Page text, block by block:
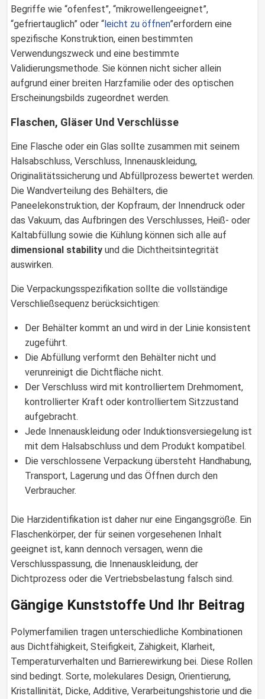
Begriffe wie “ofenfest”, “mikrowellengeeignet”,
“gefriertauglich” oder “leicht zu öffnen”erfordern eine
spezifische Konstruktion, einen bestimmten
Verwendungszweck und eine bestimmte
Validierungsmethode. Sie können nicht sicher allein
aufgrund einer breiten Harzfamilie oder des optischen
Erscheinungsbilds zugeordnet werden.
Flaschen, Gläser Und Verschlüsse
Eine Flasche oder ein Glas sollte zusammen mit seinem
Halsabschluss, Verschluss, Innenauskleidung,
Originalitätssicherung und Abfüllprozess bewertet werden.
Die Wandverteilung des Behälters, die
Paneelekonstruktion, der Kopfraum, der Innendruck oder
das Vakuum, das Aufbringen des Verschlusses, Heiß- oder
Kaltabfüllung sowie die Kühlung können sich alle auf
dimensional stability und die Dichtheitsintegrität
auswirken.
Die Verpackungsspezifikation sollte die vollständige
Verschließsequenz berücksichtigen:
Der Behälter kommt an und wird in der Linie konsistent
zugeführt.
Die Abfüllung verformt den Behälter nicht und
verunreinigt die Dichtfläche nicht.
Der Verschluss wird mit kontrolliertem Drehmoment,
kontrollierter Kraft oder kontrolliertem Sitzzustand
aufgebracht.
Jede Innenauskleidung oder Induktionsversiegelung ist
mit dem Halsabschluss und dem Produkt kompatibel.
Die verschlossene Verpackung übersteht Handhabung,
Transport, Lagerung und das Öffnen durch den
Verbraucher.
Die Harzidentifikation ist daher nur eine Eingangsgröße. Ein
Flaschenkörper, der für seinen vorgesehenen Inhalt
geeignet ist, kann dennoch versagen, wenn die
Verschlusspassung, die Innenauskleidung, der
Dichtprozess oder die Vertriebsbelastung falsch sind.
Gängige Kunststoffe Und Ihr Beitrag
Polymerfamilien tragen unterschiedliche Kombinationen
aus Dichtfähigkeit, Steifigkeit, Zähigkeit, Klarheit,
Temperaturverhalten und Barrierewirkung bei. Diese Rollen
sind bedingt. Sorte, molekulares Design, Orientierung,
Kristallinität, Dicke, Additive, Verarbeitungshistorie und die